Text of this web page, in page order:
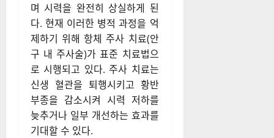
며 시력을 완전히 상실하게 된
다. 현재 이러한 병적 과정을 억
제하기 위해 항체 주사 치료(안
구 내 주사술)가 표준 치료법으
로 시행되고 있다. 주사 치료는
신생 혈관을 퇴행시키고 황반
부종을 감소시켜 시력 저하를
늦추거나 일부 개선하는 효과를
기대할 수 있다.